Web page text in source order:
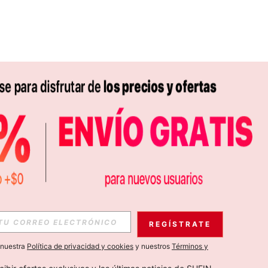
APP
EXCLUSIVAS, PROMOCIONES Y NOTICIAS DE SHEIN
Suscribir
REGÍSTRATE
Política de privacidad y cookies y nuestros Términos y